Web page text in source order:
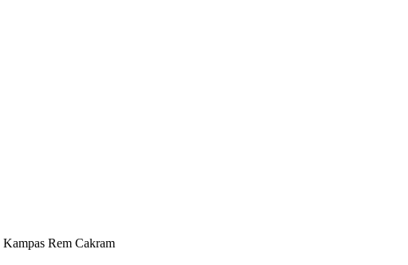
Rem Cakram